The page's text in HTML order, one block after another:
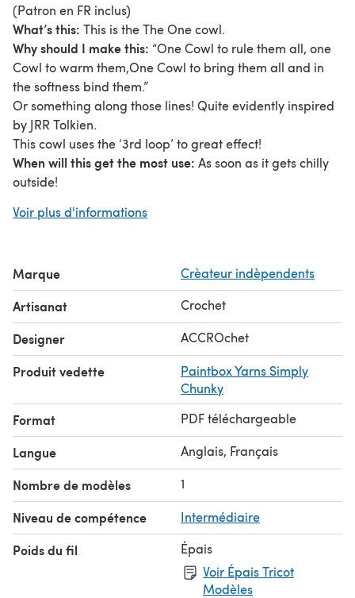
(Patron en FR inclus)
What’s this: This is the The One cowl.
Why should I make this: “One Cowl to rule them all, one
Cowl to warm them,One Cowl to bring them all and in
the softness bind them.”
Or something along those lines! Quite evidently inspired
by JRR Tolkien.
This cowl uses the ‘3rd loop’ to great effect!
When will this get the most use: As soon as it gets chilly
outside!
Where do I start:This pattern is rated Intermediate -
notions: a yarn needle, and some stitch markers.
© ACCROchet
Voir plus d'informations
Marque Crèateur indèpendents
Artisanat Crochet
Designer ACCROchet
Produit vedette
Paintbox Yarns Simply
Chunky
Format PDF téléchargeable
Langue Anglais, Français
Nombre de modèles 1
Niveau de compétence Intermédiaire
Poids du fil
Épais
Voir Épais Tricot
Modèles